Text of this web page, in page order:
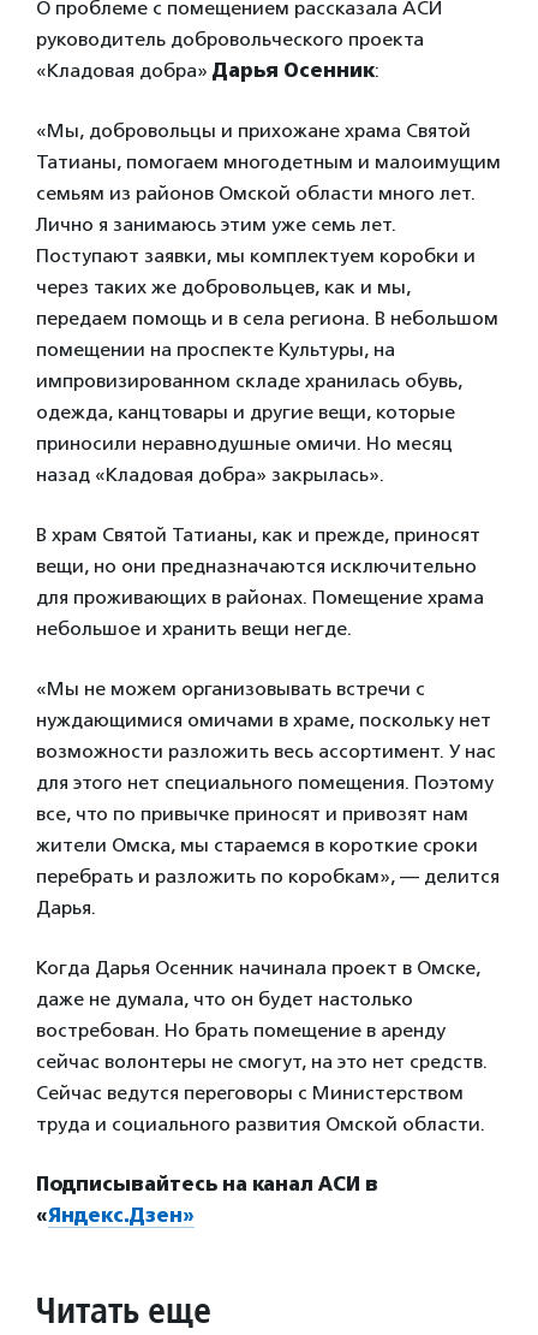
О проблеме с помещением рассказала АСИ
руководитель добровольческого проекта
«Кладовая добра» Дарья Осенник:
«Мы, добровольцы и прихожане храма Святой
Татианы, помогаем многодетным и малоимущим
семьям из районов Омской области много лет.
Лично я занимаюсь этим уже семь лет.
Поступают заявки, мы комплектуем коробки и
через таких же добровольцев, как и мы,
передаем помощь и в села региона. В небольшом
помещении на проспекте Культуры, на
импровизированном складе хранилась обувь,
одежда, канцтовары и другие вещи, которые
приносили неравнодушные омичи. Но месяц
назад «Кладовая добра» закрылась».
В храм Святой Татианы, как и прежде, приносят
вещи, но они предназначаются исключительно
для проживающих в районах. Помещение храма
небольшое и хранить вещи негде.
«Мы не можем организовывать встречи с
нуждающимися омичами в храме, поскольку нет
возможности разложить весь ассортимент. У нас
для этого нет специального помещения. Поэтому
все, что по привычке приносят и привозят нам
жители Омска, мы стараемся в короткие сроки
перебрать и разложить по коробкам», — делится
Дарья.
Когда Дарья Осенник начинала проект в Омске,
даже не думала, что он будет настолько
востребован. Но брать помещение в аренду
сейчас волонтеры не смогут, на это нет средств.
Сейчас ведутся переговоры с Министерством
труда и социального развития Омской области.
Подписывайтесь на канал АСИ в
«Яндекс.Дзен»
Читать еще